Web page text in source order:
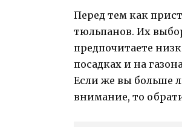
Перед тем как
тюльпанов. Их
предпочитаете
посадках и на
Если же вы больше
внимание, то